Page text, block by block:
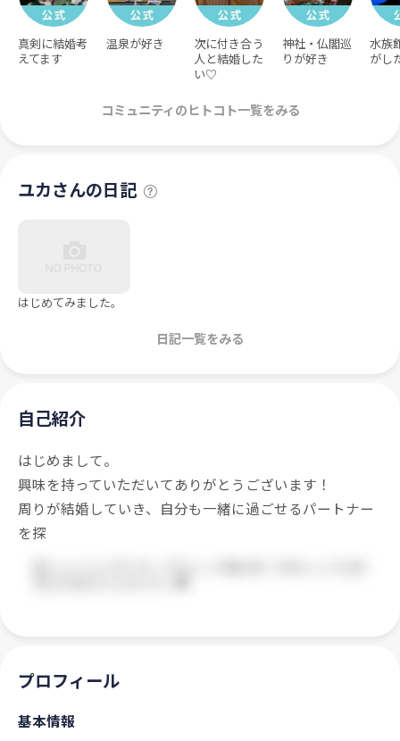
真剣に結婚考
えてます
温泉が好き
次に付き合う
人と結婚した
い♡
神社・仏閣巡
りが好き
水族
がし
コミュニティのヒトコト一覧をみる
ユカさんの日記
はじめてみました。
日記一覧をみる
自己紹介
はじめまして。
興味を持っていただいてありがとうございます！
周りが結婚していき、自分も一緒に過ごせるパートナー
を探
プロフィール
基本情報